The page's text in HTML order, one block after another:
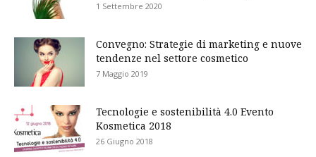
1 Settembre 2020
Convegno: Strategie di marketing e nuove
tendenze nel settore cosmetico
7 Maggio 2019
Tecnologie e sostenibilità 4.0 Evento
Kosmetica 2018
26 Giugno 2018